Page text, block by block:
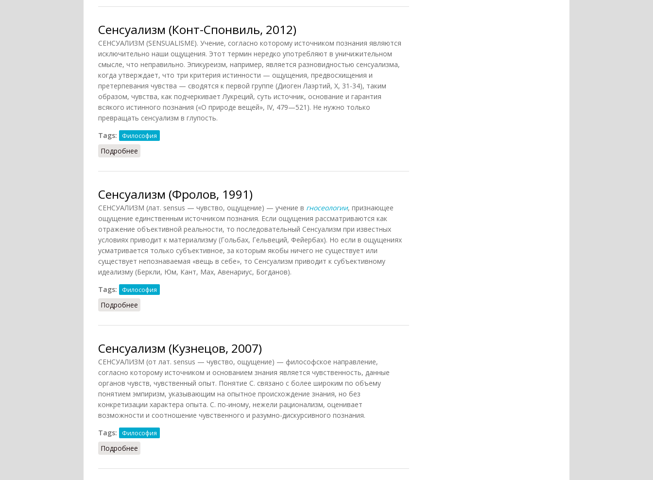
Сенсуализм (Конт-Спонвиль, 2012)
СЕНСУАЛИЗМ (SENSUALISME). Учение, согласно которому источником познания являются
исключительно наши ощущения. Этот термин нередко употребляют в уничижительном
смысле, что неправильно. Эпикуреизм, например, является разновидностью сенсуализма,
когда утверждает, что три критерия истинности — ощущения, предвосхищения и
претерпевания чувства — сводятся к первой группе (Диоген Лаэртий, X, 31-34), таким
образом, чувства, как подчеркивает Лукреций, суть источник, основание и гарантия
всякого истинного познания («О природе вещей», IV, 479—521). Не нужно только
превращать сенсуализм в глупость.
Tags:
Философия
Подробнее
Сенсуализм (Фролов, 1991)
СЕНСУАЛИЗМ (лат. sensus — чувство, ощущение) — учение в гносеологии, признающее
ощущение единственным источником познания. Если ощущения рассматриваются как
отражение объективной реальности, то последовательный Сенсуализм при известных
условиях приводит к материализму (Гольбах, Гельвеций, Фейербах). Но если в ощущениях
усматривается только субъективное, за которым якобы ничего не существует или
существует непознаваемая «вещь в себе», то Сенсуализм приводит к субъективному
идеализму (Беркли, Юм, Кант, Мах, Авенариус, Богданов).
Tags:
Философия
Подробнее
Сенсуализм (Кузнецов, 2007)
СЕНСУАЛИЗМ (от лат. sensus — чувство, ощущение) — философское направление,
согласно которому источником и основанием знания является чувственность, данные
органов чувств, чувственный опыт. Понятие С. связано с более широким по объему
понятием эмпиризм, указывающим на опытное происхождение знания, но без
конкретизации характера опыта. С. по-иному, нежели рационализм, оценивает
возможности и соотношение чувственного и разумно-дискурсивного познания.
Tags:
Философия
Подробнее